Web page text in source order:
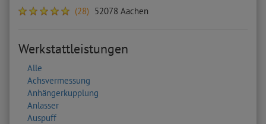
(28) 52078 Aachen
Werkstattleistungen
Alle
Achsvermessung
Anhängerkupplung
Anlasser
Auspuff